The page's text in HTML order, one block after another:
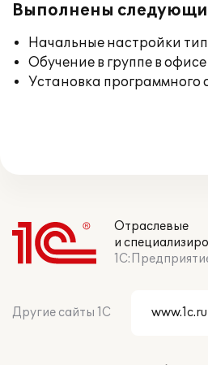
Выполнены
Начальные настройки
Обучение в группе в
Установка программного
Отраслевые
и
Другие сайты 1С